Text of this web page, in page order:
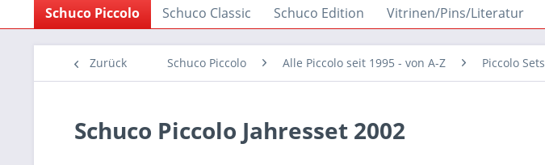
Schuco Piccolo Schuco Classic Schuco Edition Vitrinen/Pins/Literatur
Zurück Schuco Piccolo Alle Piccolo seit 1995 - von A-Z Piccolo Sets
Schuco Piccolo Jahresset 2002